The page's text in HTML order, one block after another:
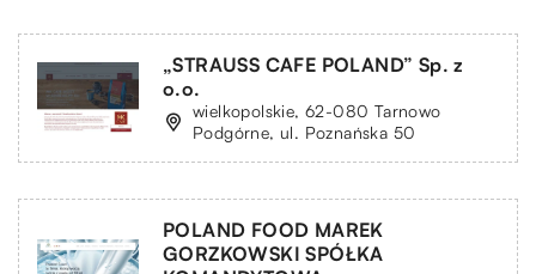
„STRAUSS CAFE POLAND” Sp. z
o.o.
wielkopolskie, 62-080 Tarnowo
Podgórne, ul. Poznańska 50
POLAND FOOD MAREK
GORZKOWSKI SPÓŁKA